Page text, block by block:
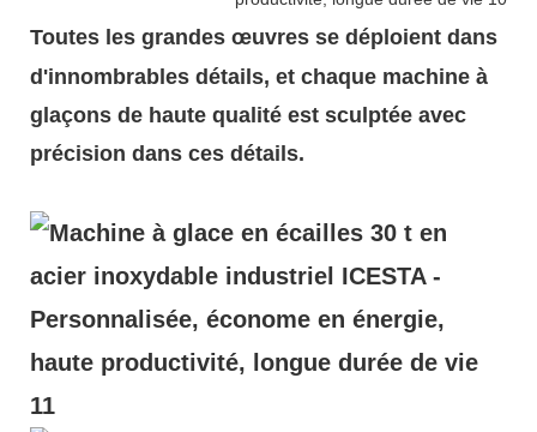
Toutes les grandes œuvres se déploient dans
d'innombrables détails, et chaque machine à
glaçons de haute qualité est sculptée avec
précision dans ces détails.